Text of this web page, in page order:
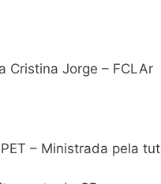
Cristina Jorge – FCLAr
– Ministrada pela